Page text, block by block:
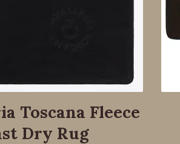
Toscana Fleece
Dry Rug